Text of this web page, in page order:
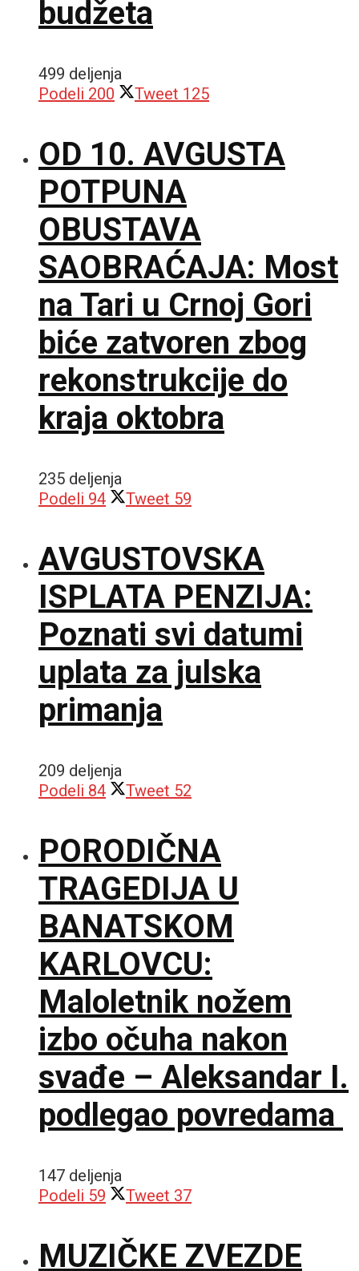
budžeta
499 deljenja
Podeli 200 Tweet 125
OD 10. AVGUSTA
POTPUNA
OBUSTAVA
SAOBRAĆAJA: Most
na Tari u Crnoj Gori
biće zatvoren zbog
rekonstrukcije do
kraja oktobra
235 deljenja
Podeli 94 Tweet 59
AVGUSTOVSKA
ISPLATA PENZIJA:
Poznati svi datumi
uplata za julska
primanja
209 deljenja
Podeli 84 Tweet 52
PORODIČNA
TRAGEDIJA U
BANATSKOM
KARLOVCU:
Maloletnik nožem
izbo očuha nakon
svađe – Aleksandar I.
podlegao povredama
147 deljenja
Podeli 59 Tweet 37
MUZIČKE ZVEZDE